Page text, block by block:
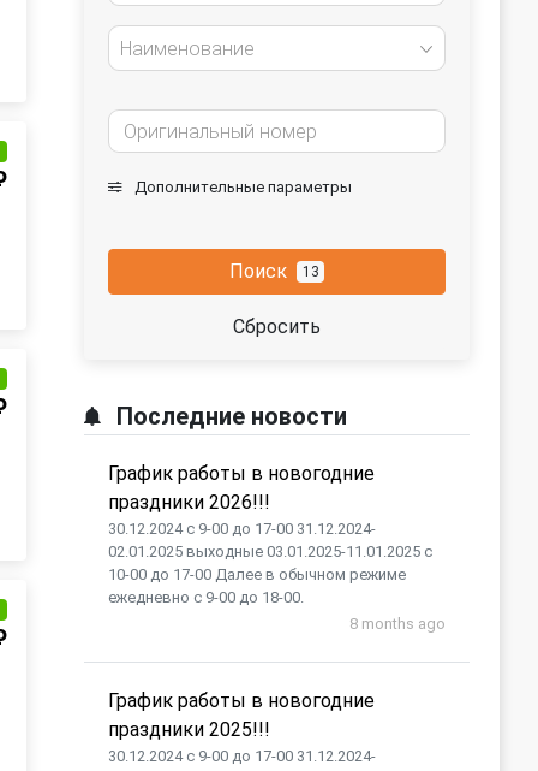
Наименование
Дополнительные параметры
Поиск 13
Сбросить
Последние новости
График работы в новогодние
праздники 2026!!!
30.12.2024 с 9-00 до 17-00 31.12.2024-
02.01.2025 выходные 03.01.2025-11.01.2025 с
10-00 до 17-00 Далее в обычном режиме
ежедневно с 9-00 до 18-00.
8 months ago
График работы в новогодние
праздники 2025!!!
30.12.2024 с 9-00 до 17-00 31.12.2024-